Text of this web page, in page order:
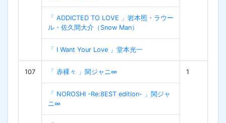
「 ADDICTED TO LOVE 」岩本照・ラウー
ル・佐久間大介（Snow Man）
「 I Want Your Love 」堂本光一
107 「 赤裸々 」関ジャニ∞ 1
「 NOROSHI -Re:8EST edition- 」関ジャ
ニ∞